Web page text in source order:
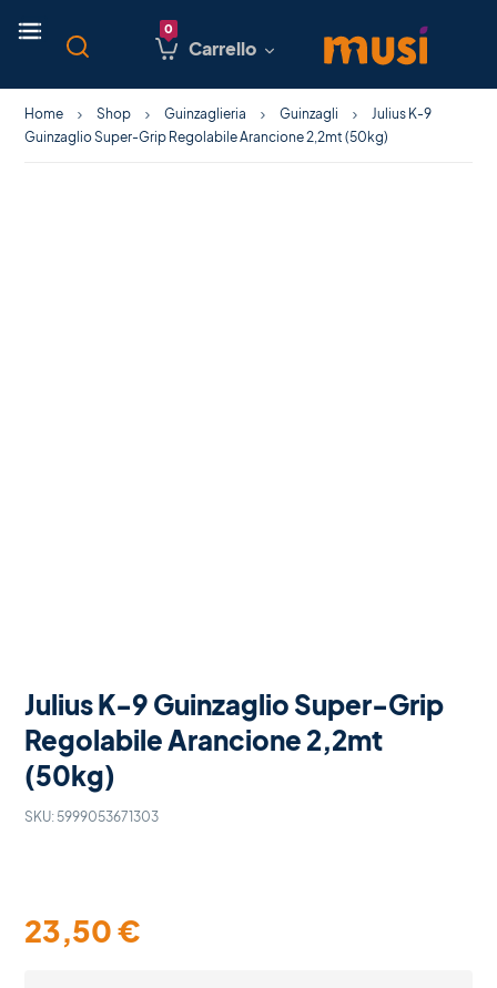
Carrello
Home Shop Guinzaglieria Guinzagli
Julius K-9
Guinzaglio Super-Grip Regolabile Arancione 2,2mt (50kg)
Julius K-9 Guinzaglio Super-Grip
Regolabile Arancione 2,2mt
(50kg)
SKU: 5999053671303
23,50€